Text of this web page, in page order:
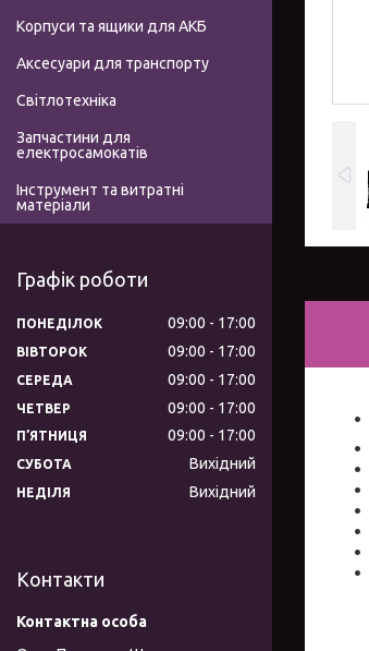
Корпуси та ящики для АКБ
Аксесуари для транспорту
Світлотехніка
Запчастини для
електросамокатів
Інструмент та витратні
матеріали
Графік роботи
ПОНЕДІЛОК 09:00 17:00
ВІВТОРОК 09:00 17:00
СЕРЕДА 09:00 17:00
ЧЕТВЕР 09:00 17:00
ПʼЯТНИЦЯ 09:00 17:00
СУБОТА Вихідний
НЕДІЛЯ Вихідний
Контакти